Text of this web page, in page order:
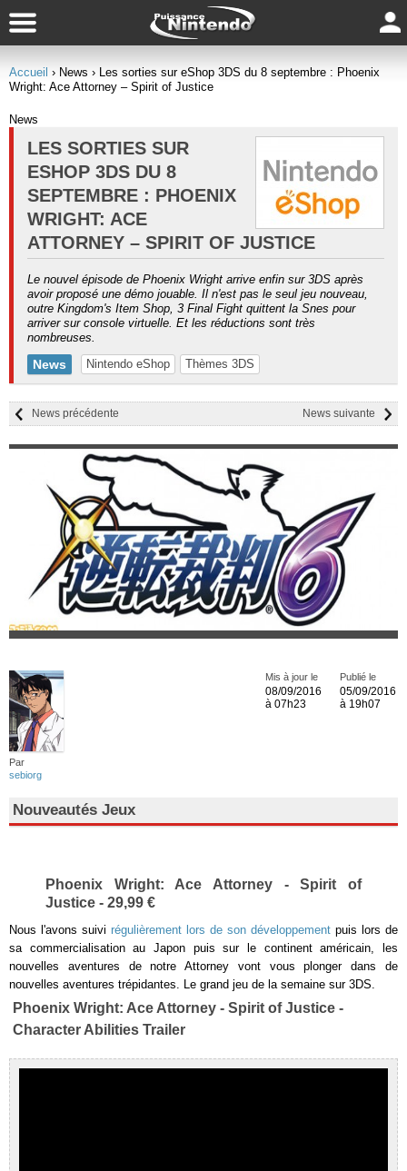
Accueil › News › Les sorties sur eShop 3DS du 8 septembre : Phoenix
Wright: Ace Attorney – Spirit of Justice
News
LES SORTIES SUR
ESHOP 3DS DU 8
SEPTEMBRE : PHOENIX
WRIGHT: ACE
ATTORNEY – SPIRIT OF JUSTICE
Le nouvel épisode de Phoenix Wright arrive enfin sur 3DS après
avoir proposé une démo jouable. Il n'est pas le seul jeu nouveau,
outre Kingdom's Item Shop, 3 Final Fight quittent la Snes pour
arriver sur console virtuelle. Et les réductions sont très
nombreuses.
News Nintendo eShop Thèmes 3DS
News suivante
News précédente
Par
sebiorg
Publié le
05/09/2016
à 19h07
Mis à jour le
08/09/2016
à 07h23
Nouveautés Jeux
Phoenix Wright: Ace Attorney - Spirit of
Justice - 29,99 €
Nous l'avons suivi régulièrement lors de son développement puis lors de
sa commercialisation au Japon puis sur le continent américain, les
nouvelles aventures de notre Attorney vont vous plonger dans de
nouvelles aventures trépidantes. Le grand jeu de la semaine sur 3DS.
Phoenix Wright: Ace Attorney - Spirit of Justice -
Character Abilities Trailer